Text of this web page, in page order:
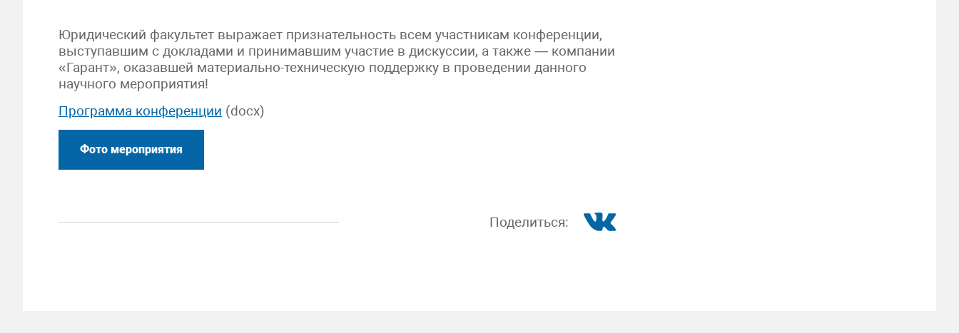
Юридический факультет выражает признательность всем участникам конференции,
выступавшим с докладами и принимавшим участие в дискуссии, а также — компании
«Гарант», оказавшей материально-техническую поддержку в проведении данного
научного мероприятия!
Программа конференции (docx)
Фото мероприятия
Поделиться: